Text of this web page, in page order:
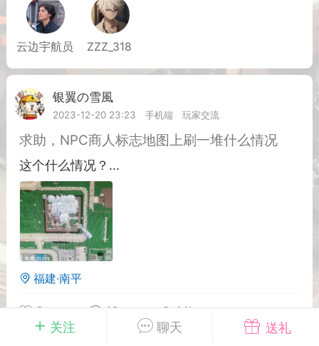
MOD下载 攻略教程
大人
卖挂
禁止发布联机可用的作弊模组，
作弊模组在联机服务器使用,为了维护游
环境，中文网特此发布以下声明，规范
模组的发布行为：1. *...
71
大人
Lv.8
关注 聊天 送礼
云边宇航员 ZZZ_318
银翼の雪風
2023-12-20 23:23
手机端 玩家交流
求助，NPC商人标志地图上刷一堆什么情况
这个什么情况？...
福建·南平
0 10 1.1k